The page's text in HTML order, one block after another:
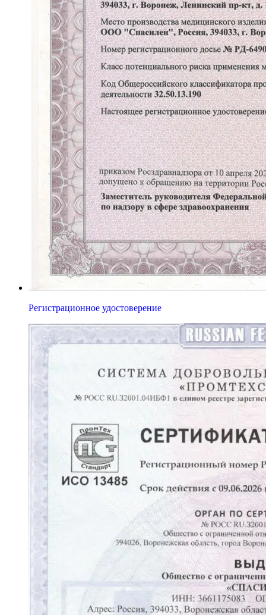
Регистрационное удостоверение